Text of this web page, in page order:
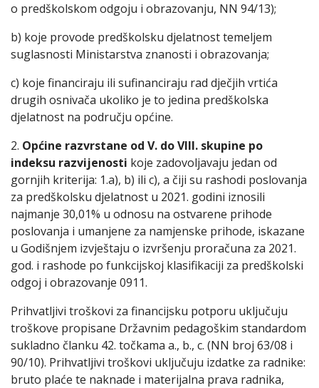
o predškolskom odgoju i obrazovanju, NN 94/13);
b) koje provode predškolsku djelatnost temeljem
suglasnosti Ministarstva znanosti i obrazovanja;
c) koje financiraju ili sufinanciraju rad dječjih vrtića
drugih osnivača ukoliko je to jedina predškolska
djelatnost na području općine.
2. Općine razvrstane od V. do VIII. skupine po
indeksu razvijenosti koje zadovoljavaju jedan od
gornjih kriterija: 1.a), b) ili c), a čiji su rashodi poslovanja
za predškolsku djelatnost u 2021. godini iznosili
najmanje 30,01% u odnosu na ostvarene prihode
poslovanja i umanjene za namjenske prihode, iskazane
u Godišnjem izvještaju o izvršenju proračuna za 2021.
god. i rashode po funkcijskoj klasifikaciji za predškolski
odgoj i obrazovanje 0911.
Prihvatljivi troškovi za financijsku potporu uključuju
troškove propisane Državnim pedagoškim standardom
sukladno članku 42. točkama a., b., c. (NN broj 63/08 i
90/10). Prihvatljivi troškovi uključuju izdatke za radnike:
bruto plaće te naknade i materijalna prava radnika,